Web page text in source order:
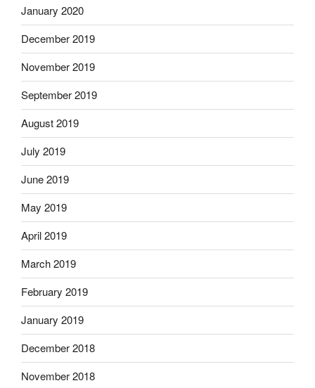
January 2020
December 2019
November 2019
September 2019
August 2019
July 2019
June 2019
May 2019
April 2019
March 2019
February 2019
January 2019
December 2018
November 2018